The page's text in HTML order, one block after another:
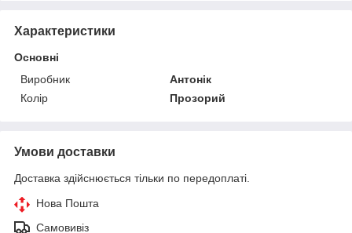
Характеристики
Основні
Виробник
Антонік
Колір
Прозорий
Умови доставки
Доставка здійснюється тільки по передоплаті.
Нова Пошта
Самовивіз